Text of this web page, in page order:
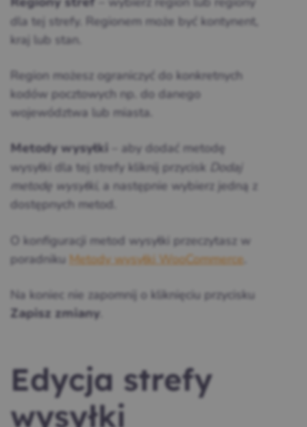
dla tej strefy. Regionem może być kontynent,
kraj lub stan.
Region możesz ograniczyć do konkretnych
kodów pocztowych np. do danego
województwa lub miasta.
Metody wysyłki
– aby dodać metodę
wysyłki dla tej strefy kliknij przycisk
Dodaj
metodę wysyłki
, a następnie wybierz jedną z
dostępnych metod.
O konfiguracji metod wysyłki przeczytasz w
poradniku Metody wysyłki WooCommerce
Na koniec nie zapomnij o kliknięciu przycisku
Zapisz zmiany
Edycja strefy
wysyłki